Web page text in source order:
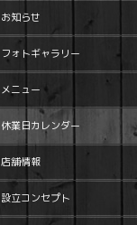
お知らせ
フォトギャラリー
メニュー
休業日カレンダー
店舗情報
設立コンセプト